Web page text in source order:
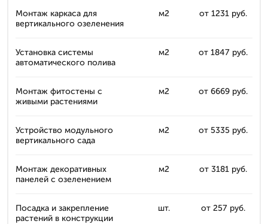
Монтаж каркаса для
вертикального озеленения
м2 от 1231 руб.
Установка системы
автоматического полива
м2 от 1847 руб.
Монтаж фитостены с
живыми растениями
м2 от 6669 руб.
Устройство модульного
вертикального сада
м2 от 5335 руб.
Монтаж декоративных
панелей с озеленением
м2 от 3181 руб.
Посадка и закрепление
растений в конструкции
шт. от 257 руб.